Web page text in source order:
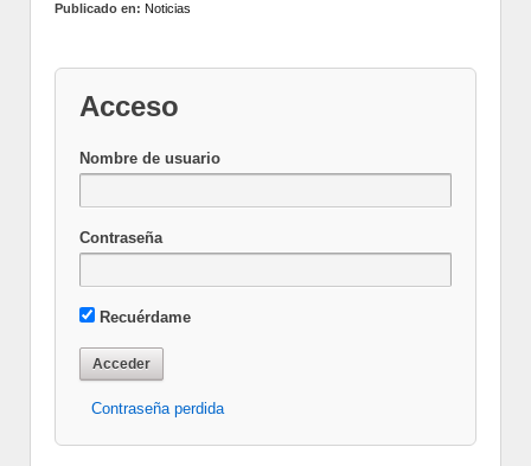
Publicado en: Noticias
Acceso
Nombre de usuario
Contraseña
Recuérdame
Contraseña perdida